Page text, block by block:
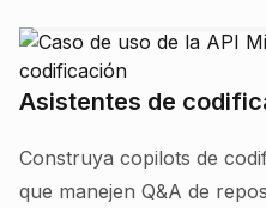
Asistentes de
Construya copilots de
que manejen Q&A de